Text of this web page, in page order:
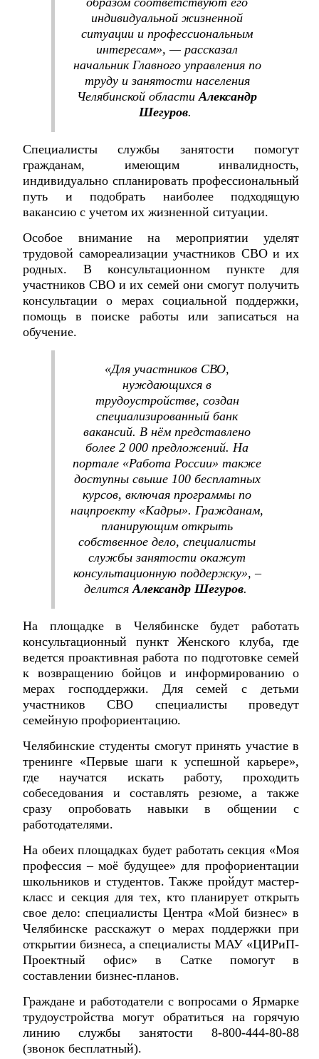
индивидуальной жизненной
ситуации и профессиональным
интересам», — рассказал
начальник Главного управления по
труду и занятости населения
Челябинской области Александр
Шегуров.
Специалисты службы занятости помогут
гражданам, имеющим инвалидность,
индивидуально спланировать профессиональный
путь и подобрать наиболее подходящую
вакансию с учетом их жизненной ситуации.
Особое внимание на мероприятии уделят
трудовой самореализации участников СВО и их
родных. В консультационном пункте для
участников СВО и их семей они смогут получить
консультации о мерах социальной поддержки,
помощь в поиске работы или записаться на
обучение.
«Для участников СВО,
нуждающихся в
трудоустройстве, создан
специализированный банк
вакансий. В нём представлено
более 2 000 предложений. На
портале «Работа России» также
доступны свыше 100 бесплатных
курсов, включая программы по
нацпроекту «Кадры». Гражданам,
планирующим открыть
собственное дело, специалисты
службы занятости окажут
консультационную поддержку», –
делится Александр Шегуров.
На площадке в Челябинске будет работать
консультационный пункт Женского клуба, где
ведется проактивная работа по подготовке семей
к возвращению бойцов и информированию о
мерах господдержки. Для семей с детьми
участников СВО специалисты проведут
семейную профориентацию.
Челябинские студенты смогут принять участие в
тренинге «Первые шаги к успешной карьере»,
где научатся искать работу, проходить
собеседования и составлять резюме, а также
сразу опробовать навыки в общении с
работодателями.
На обеих площадках будет работать секция «Моя
профессия – моё будущее» для профориентации
школьников и студентов. Также пройдут мастер-
класс и секция для тех, кто планирует открыть
свое дело: специалисты Центра «Мой бизнес» в
Челябинске расскажут о мерах поддержки при
открытии бизнеса, а специалисты МАУ «ЦИРиП-
Проектный офис» в Сатке помогут в
составлении бизнес-планов.
Граждане и работодатели с вопросами о Ярмарке
трудоустройства могут обратиться на горячую
линию службы занятости 8-800-444-80-88
(звонок бесплатный).